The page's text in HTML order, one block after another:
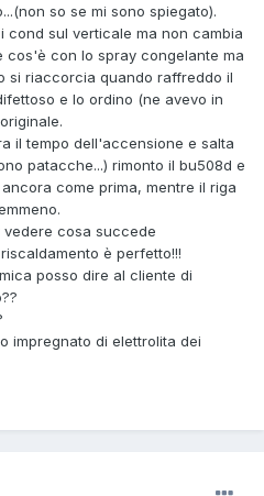
so se mi sono spiegato).
cond sul verticale ma non cambia
con lo spray congelante ma
si riaccorcia quando raffreddo il
e lo ordino (ne avevo in
il tempo dell'accensione e salta
patacche...) rimonto il bu508d e
come prima, mentre il riga
cosa succede
è perfetto!!!
posso dire al cliente di
impregnato di elettrolita dei